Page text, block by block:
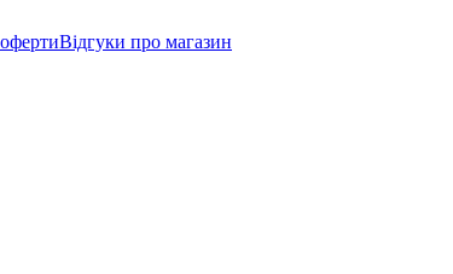
Відгуки про магазин